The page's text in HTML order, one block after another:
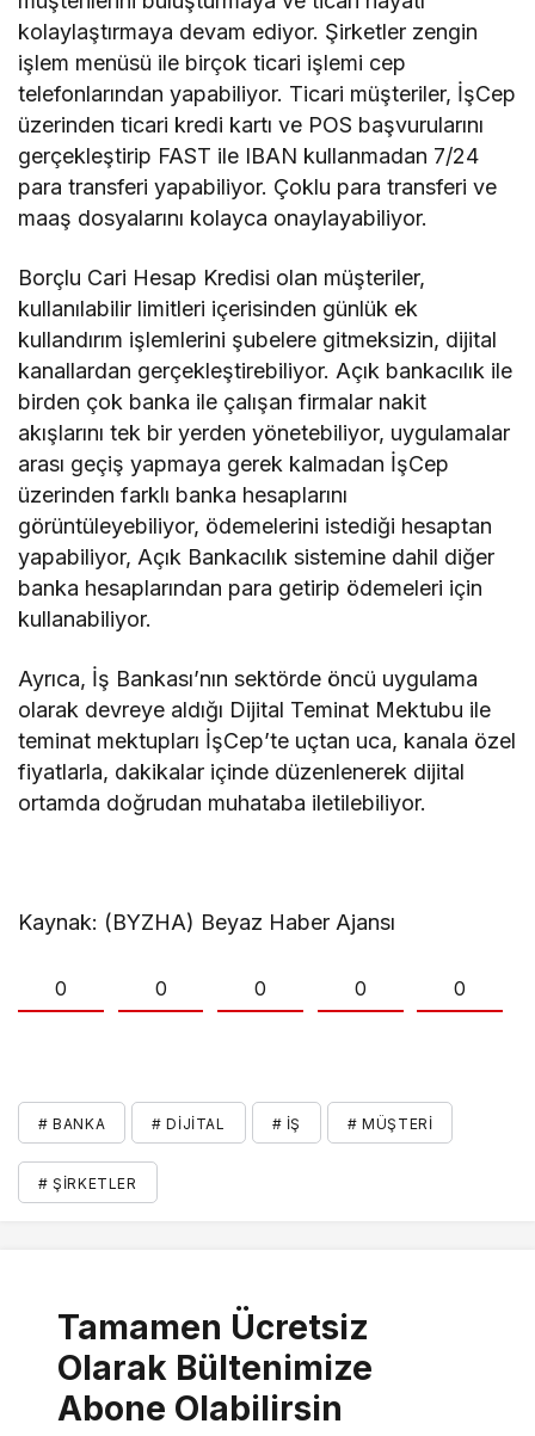
kolaylaştırmaya devam ediyor. Şirketler zengin
işlem menüsü ile birçok ticari işlemi cep
telefonlarından yapabiliyor. Ticari müşteriler, İşCep
üzerinden ticari kredi kartı ve POS başvurularını
gerçekleştirip FAST ile IBAN kullanmadan 7/24
para transferi yapabiliyor. Çoklu para transferi ve
maaş dosyalarını kolayca onaylayabiliyor.
Borçlu Cari Hesap Kredisi olan müşteriler,
kullanılabilir limitleri içerisinden günlük ek
kullandırım işlemlerini şubelere gitmeksizin, dijital
kanallardan gerçekleştirebiliyor. Açık bankacılık ile
birden çok banka ile çalışan firmalar nakit
akışlarını tek bir yerden yönetebiliyor, uygulamalar
arası geçiş yapmaya gerek kalmadan İşCep
üzerinden farklı banka hesaplarını
görüntüleyebiliyor, ödemelerini istediği hesaptan
yapabiliyor, Açık Bankacılık sistemine dahil diğer
banka hesaplarından para getirip ödemeleri için
kullanabiliyor.
Ayrıca, İş Bankası’nın sektörde öncü uygulama
olarak devreye aldığı Dijital Teminat Mektubu ile
teminat mektupları İşCep’te uçtan uca, kanala özel
fiyatlarla, dakikalar içinde düzenlenerek dijital
ortamda doğrudan muhataba iletilebiliyor.
Kaynak: (BYZHA) Beyaz Haber Ajansı
0 0 0 0 0
# BANKA # DIJITAL # İŞ # MÜŞTERI
# ŞIRKETLER
Tamamen Ücretsiz
Olarak Bültenimize
Abone Olabilirsin